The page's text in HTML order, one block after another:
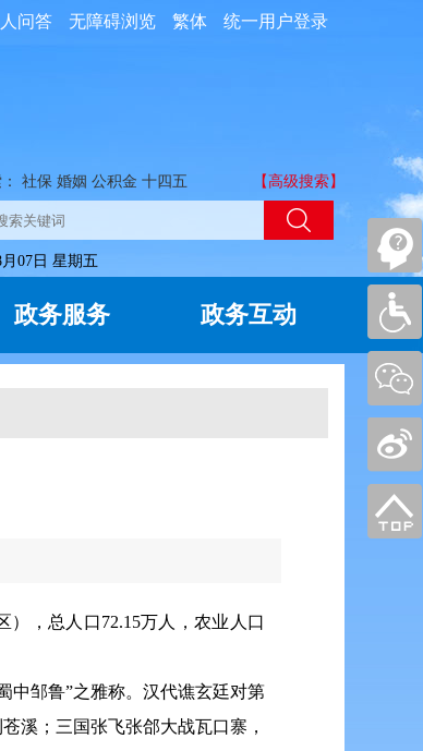
统一用户登录
繁体
无障碍浏览
问答
社保 婚姻 公积金 十四五 【高级搜索】
月07日 星期五
政务服务 政务互动
，总人口72.15万人，农业人口
中邹鲁”之雅称。汉代谯玄廷对第
溪；三国张飞张郃大战瓦口寨，